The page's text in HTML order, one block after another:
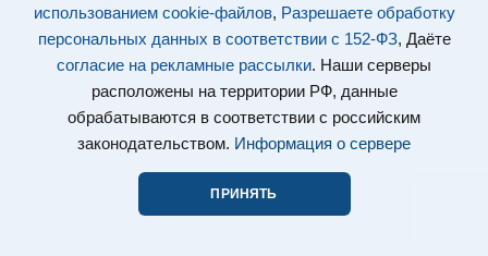
использованием cookie-файлов, Разрешаете обработку
персональных данных в соответствии с 152-ФЗ, Даёте
согласие на рекламные рассылки. Наши серверы
расположены на территории РФ, данные
обрабатываются в соответствии с российским
законодательством. Информация о сервере
ПРИНЯТЬ